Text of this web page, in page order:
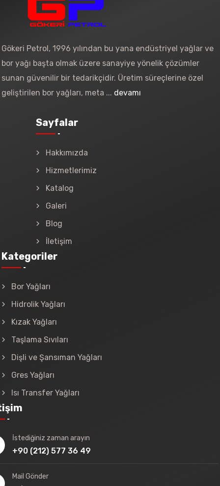
Gökeri Petrol, 1996 yılından bu yana endüstriyel yağlar ve
bor yağı başta olmak üzere sanayiye yönelik çözümler
sunan güvenilir bir tedarikçidir. Üretim süreçlerine özel
geliştirilen bor yağları, meta ... devamı
Sayfalar
Hakkımızda
Hizmetlerimiz
Katalog
Galeri
Blog
İletişim
Kategoriler
Bor Yağları
Hidrolik Yağları
Kızak Yağları
Taşlama Sıvıları
Dişli ve Şansıman Yağları
Gres Yağları
Isı Transfer Yağları
İstediğiniz zaman arayın
+90 (212) 577 36 49
Mail Gönder